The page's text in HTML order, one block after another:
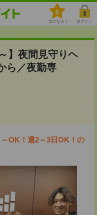
0
気になる！ ログイン
】夜間見守りヘ
ら／夜勤専
OK！週2～3日OK！の